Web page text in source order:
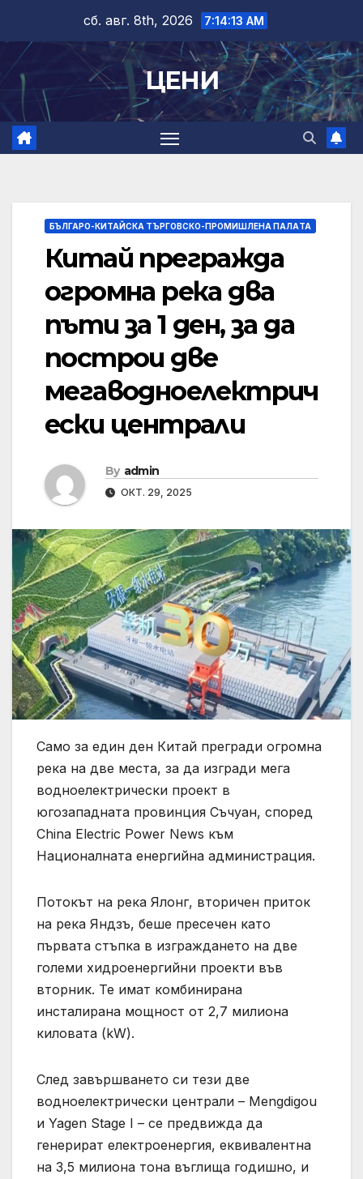
content
сб. авг. 8th, 2026 7:14:14 AM
ЦЕНИ
БЪЛГАРО-КИТАЙСКА ТЪРГОВСКО-ПРОМИШЛЕНА ПАЛAТА
Китай прегражда
огромна река два
пъти за 1 ден, за да
построи две
мегаводноелектрич
ески централи
By admin
ОКТ. 29, 2025
Само за един ден Китай прегради огромна
река на две места, за да изгради мега
водноелектрически проект в
югозападната провинция Съчуан, според
China Electric Power News към
Националната енергийна администрация.
Потокът на река Ялонг, вторичен приток
на река Яндзъ, беше пресечен като
първата стъпка в изграждането на две
големи хидроенергийни проекти във
вторник. Те имат комбинирана
инсталирана мощност от 2,7 милиона
киловата (kW).
След завършването си тези две
водноелектрически централи – Mengdigou
и Yagen Stage I – се предвижда да
генерират електроенергия, еквивалентна
на 3,5 милиона тона въглища годишно, и